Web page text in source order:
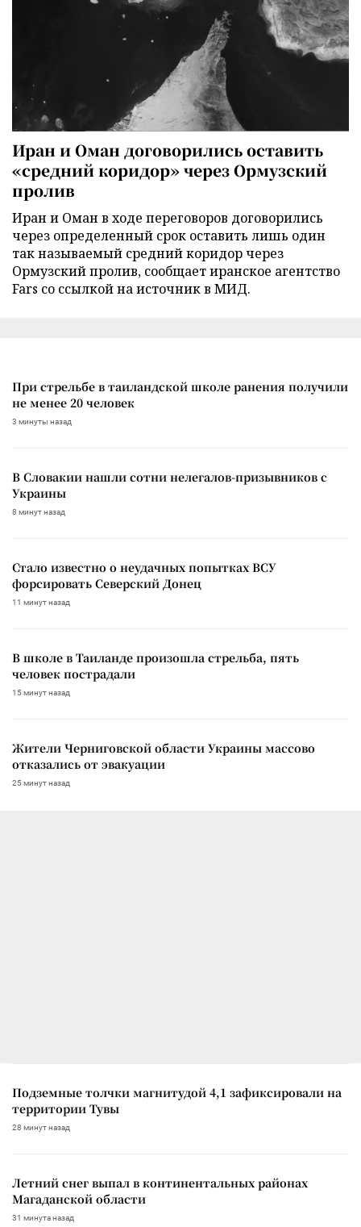
Иран и Оман договорились оставить
«средний коридор» через Ормузский
пролив
Иран и Оман в ходе переговоров договорились
через определенный срок оставить лишь один
так называемый средний коридор через
Ормузский пролив, сообщает иранское агентство
Fars со ссылкой на источник в МИД.
При стрельбе в таиландской школе ранения получили
не менее 20 человек
3 минуты назад
В Словакии нашли сотни нелегалов-призывников с
Украины
8 минут назад
Стало известно о неудачных попытках ВСУ
форсировать Северский Донец
11 минут назад
В школе в Таиланде произошла стрельба, пять
человек пострадали
15 минут назад
Жители Черниговской области Украины массово
отказались от эвакуации
25 минут назад
Подземные толчки магнитудой 4,1 зафиксировали на
территории Тувы
28 минут назад
Летний снег выпал в континентальных районах
Магаданской области
31 минута назад